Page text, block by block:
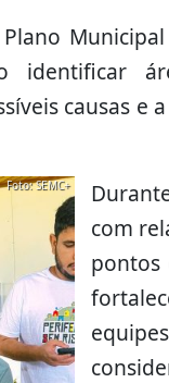
identificar
causas e
Foto: SEMC+
com
pontos